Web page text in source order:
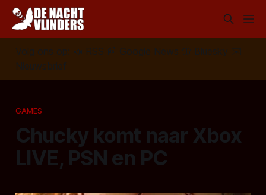
Volg ons op: 📣 RSS 📰 Google News 🦋 Bluesky
✉️
Nieuwsbrief
GAMES
Chucky komt naar Xbox
LIVE, PSN en PC